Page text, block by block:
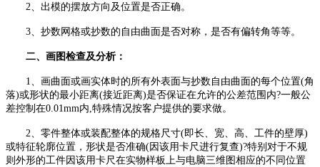
2、出模的摆放方向及位置是否正确。
3、抄数网格或抄数的自由曲面是否对称，是否有偏转角等等。
二、画图检查及分析：
1、画曲面或画实体时的所有外表面与抄数自由曲面的每个位置(角
落)或形状的最小距离(接近距离)是否保证在允许的公差范围内?一般公
差控制在0.01mm内,特殊情况按客户提供的要求做。
2、零件整体或装配整体的规格尺寸(即长、宽、高、工件的壁厚)
或特征轮廓位置，形状是否准确(因该用卡尺进行复查)?特别对于不规
则外形的工件因该用卡尺在实物样板上与电脑三维图相应的不同位置